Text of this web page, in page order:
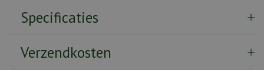
Specificaties
Verzendkosten